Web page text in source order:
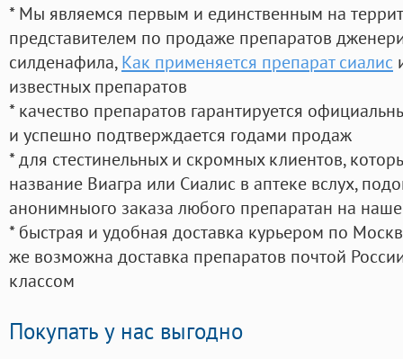
* Мы являемся первым и единственным на
представителем по продаже препаратов
силденафила, Как применяется препарат сиалис
известных препаратов
* качество препаратов гарантируется
и успешно подтверждается годами продаж
* для стестинельных и скромных клиентов,
название Виагра или Сиалис в аптеке вслух,
анонимныого заказа любого препаратан на
* быстрая и удобная доставка курьером по
же возможна доставка препаратов почтой
классом
Покупать у нас выгодно